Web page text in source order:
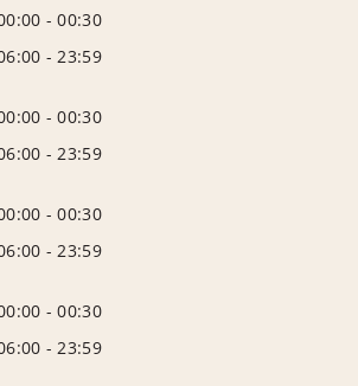
-00:30
-23:59
-00:30
-23:59
-00:30
-23:59
-00:30
-23:59